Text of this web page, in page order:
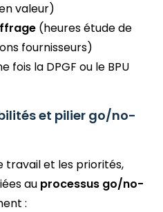
valeur)
(heures étude de
fournisseurs)
fois la DPGF ou le BPU
et pilier go/no-
travail et les priorités,
au processus go/no-
: